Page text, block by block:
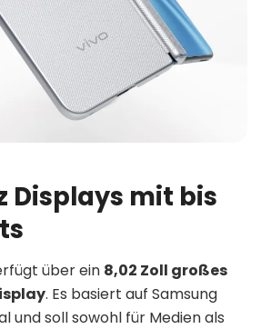
Displays mit bis
über ein 8,02 Zoll großes
. Es basiert auf Samsung
und soll sowohl für Medien als